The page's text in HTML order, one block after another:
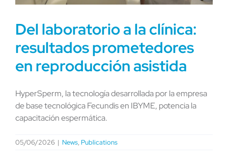
Del laboratorio a la clínica:
resultados prometedores
en reproducción asistida
HyperSperm, la tecnología desarrollada por la empresa
de base tecnológica Fecundis en IBYME, potencia la
capacitación espermática.
05/06/2026 | News, Publications